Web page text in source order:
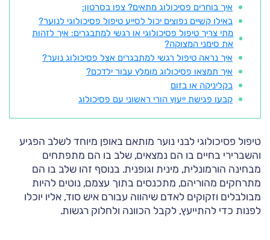
איך בוחרים פסיכולוג מתאים? צפו בסרטון:
באילו קשיים נפוצים יכול לסייע טיפול פסיכולוגי לנוער?
מתי צריך טיפול פסיכולוגי או רגשי למתבגרים: איך לזהות
את סימני המצוקה?
איך נראה טיפול רגשי למתבגרים אצל פסיכולוג נוער?
איך תמצאו פסיכולוג מומלץ עבור ילדכם?
בקליניקה או בזום
קבעו פגישת ייעוץ הורי ראשוני עם פסיכולוג
טיפול פסיכולוגי לבני נוער מותאם באופן מיוחד לשלב הפגיע
והשברירי בחיים בו הם נמצאים, שלב בו הם מתפתחים
מבחינה הורמונלית, מינית וגופנית. בנוסף זהו שלב בו הם
מתרחקים מהוריהם, מתכנסים בתוך עצמם, נוטים להיות
מבולבלים וזקוקים לאדם שיהווה עבורם איש סוד, אליו יוכלו
לפנות כדי להתייעץ, לקבל הכוונה ולחלוק רגשות.